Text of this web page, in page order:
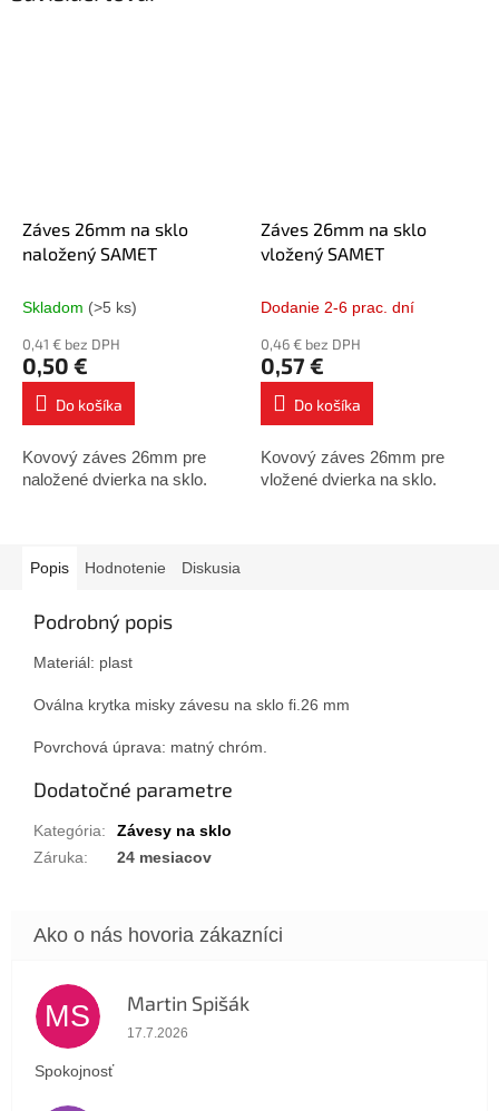
Záves 26mm na sklo
naložený SAMET
Skladom (>5 ks)
0,41 € bez DPH
0,50 €
Do košíka
Kovový záves 26mm pre
naložené dvierka na sklo.
Záves 26mm na sklo
vložený SAMET
Dodanie 2-6 prac. dní
0,46 € bez DPH
0,57 €
Do košíka
Kovový záves 26mm pre
vložené dvierka na sklo.
Popis Hodnotenie Diskusia
Podrobný popis
Materiál: plast
Oválna krytka misky závesu na sklo fi.26 mm
Povrchová úprava: matný chróm.
Dodatočné parametre
Kategória:
Závesy na sklo
Záruka: 24 mesiacov
MS Martin Spišák
Hodnotenie obchodu je 5 z 5 hviezdičiek.
17.7.2026
Spokojnosť